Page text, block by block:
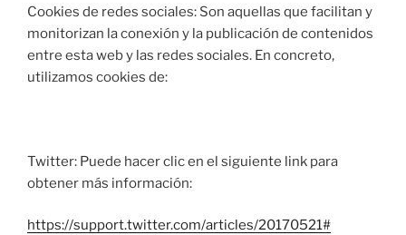
Cookies de redes sociales: Son aquellas que facilitan y
monitorizan la conexión y la publicación de contenidos
entre esta web y las redes sociales. En concreto,
utilizamos cookies de:
Twitter: Puede hacer clic en el siguiente link para
obtener más información:
https://support.twitter.com/articles/20170521#